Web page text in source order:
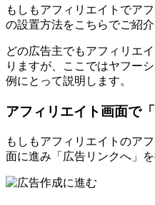
もしもアフィリエイトでア
の設置方法をこちらでご紹介
どの広告主でもアフィリエ
りますが、ここではヤフー
例にとって説明します。
アフィリエイト画面で
もしもアフィリエイトのア
面に進み「広告リンクへ」を